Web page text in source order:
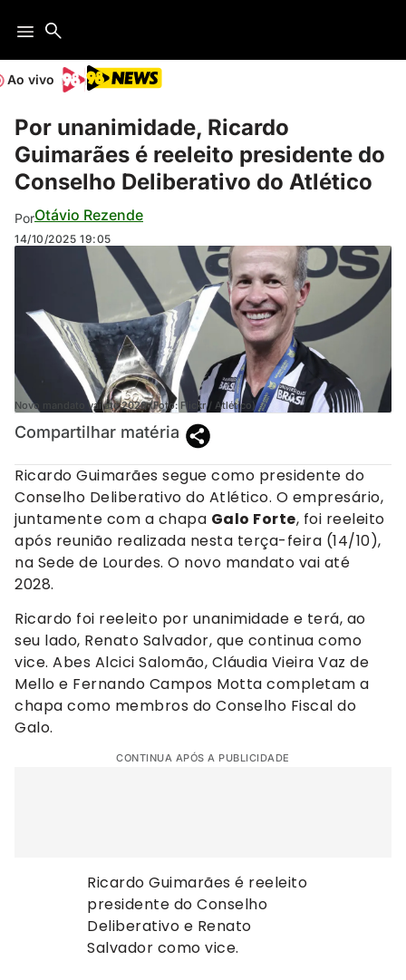
Ao vivo
Por unanimidade, Ricardo
Guimarães é reeleito presidente do
Conselho Deliberativo do Atlético
PorOtávio Rezende
14/10/2025 19:05
Novo mandato vai até 2028 (Foto: Flickr / Atlético)
Compartilhar matéria
Ricardo Guimarães segue como presidente do
Conselho Deliberativo do Atlético. O empresário,
juntamente com a chapa Galo Forte, foi reeleito
após reunião realizada nesta terça-feira (14/10),
na Sede de Lourdes. O novo mandato vai até
2028.
Ricardo foi reeleito por unanimidade e terá, ao
seu lado, Renato Salvador, que continua como
vice. Abes Alcici Salomão, Cláudia Vieira Vaz de
Mello e Fernando Campos Motta completam a
chapa como membros do Conselho Fiscal do
Galo.
CONTINUA APÓS A PUBLICIDADE
Ricardo Guimarães é reeleito
presidente do Conselho
Deliberativo e Renato
Salvador como vice.